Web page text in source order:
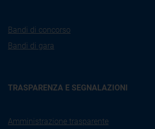
Bandi di concorso
Bandi di gara
TRASPARENZA E SEGNALAZIONI
Amministrazione trasparente